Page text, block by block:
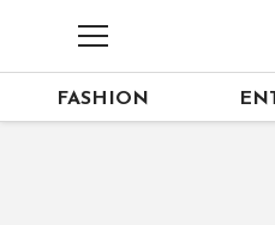
FASHION